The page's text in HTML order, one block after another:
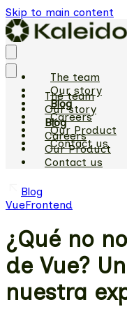
Skip to main content
The team
Our story
Blog
Careers
Our Product
Contact us
The team
Our story
Blog
Careers
Our Product
Contact us
Blog
VueFrontend
¿Qué no
de Vue?
nuestra